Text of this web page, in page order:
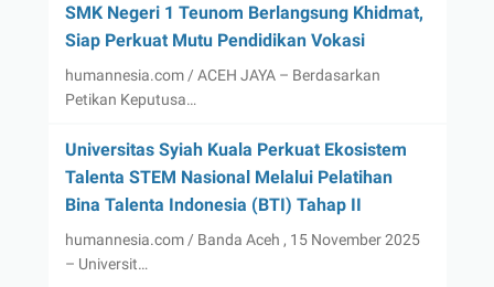
SMK Negeri 1 Teunom Berlangsung Khidmat,
Siap Perkuat Mutu Pendidikan Vokasi
humannesia.com / ACEH JAYA – Berdasarkan
Petikan Keputusa…
Universitas Syiah Kuala Perkuat Ekosistem
Talenta STEM Nasional Melalui Pelatihan
Bina Talenta Indonesia (BTI) Tahap II
humannesia.com / Banda Aceh , 15 November 2025
– Universit…